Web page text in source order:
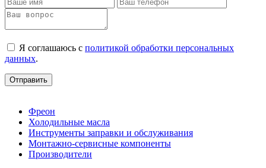
Я соглашаюсь с политикой обработки персональных
данных.
Отправить
Фреон
Холодильные масла
Инструменты заправки и обслуживания
Монтажно‑сервисные компоненты
Производители